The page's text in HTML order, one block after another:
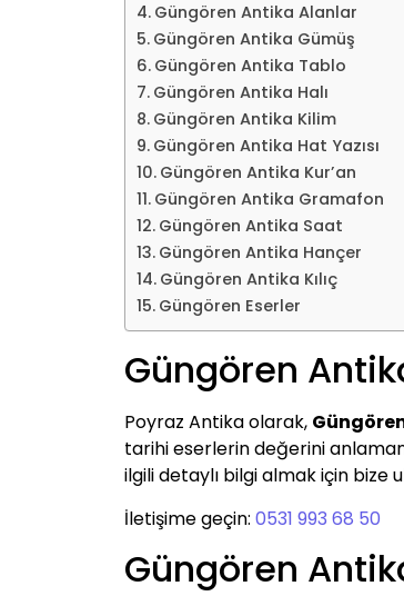
Güngören Antika Alanlar
Güngören Antika Gümüş
Güngören Antika Tablo
Güngören Antika Halı
Güngören Antika Kilim
Güngören Antika Hat Yazısı
Güngören Antika Kur’an
Güngören Antika Gramafon
Güngören Antika Saat
Güngören Antika Hançer
Güngören Antika Kılıç
Güngören Eserler
Güngören
Poyraz Antika olarak,
tarihi eserlerin değerini
ilgili detaylı bilgi almak için bize
İletişime geçin: 0531 993 68 50
Güngören